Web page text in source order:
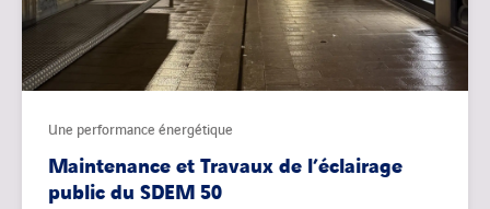
Une performance énergétique
Maintenance et Travaux de l’éclairage
public du SDEM 50